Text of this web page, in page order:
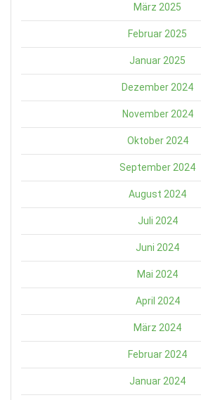
März 2025
Februar 2025
Januar 2025
Dezember 2024
November 2024
Oktober 2024
September 2024
August 2024
Juli 2024
Juni 2024
Mai 2024
April 2024
März 2024
Februar 2024
Januar 2024